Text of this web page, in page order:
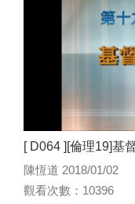
[ D064 ][倫理19]基
陳恆道 2018/01/02
觀看次數：10396